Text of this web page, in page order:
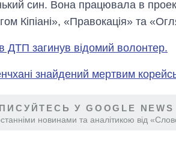
син. Вона працювала в
Кіпіані», «Правокація» та
в ДТП загинув відомий волонтер.
знайдений мертвим
У GOOGLE NEWS
новинами та аналітикою від